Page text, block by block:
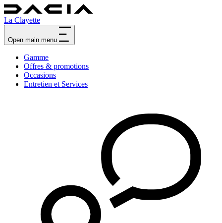
La Clayette
Open main menu
Gamme
Offres & promotions
Occasions
Entretien et Services